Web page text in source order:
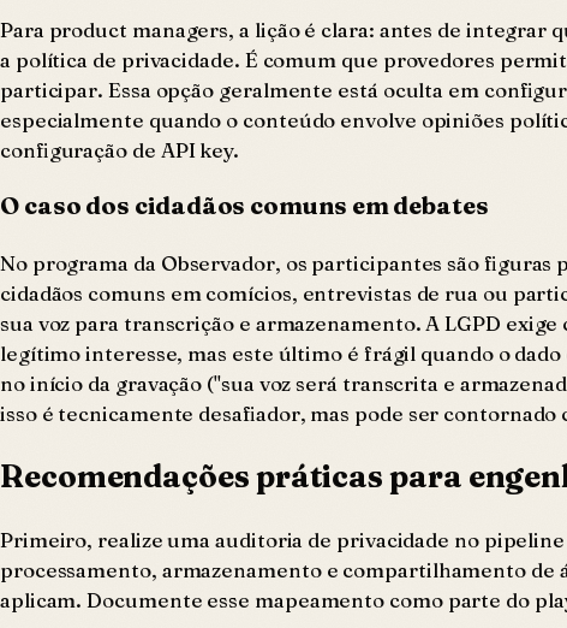
Para product managers, a lição é clara: antes de integrar
a política de privacidade. É comum que provedores
participar. Essa opção geralmente está oculta em
especialmente quando o conteúdo envolve opiniões
configuração de API key.
O caso dos cidadãos comuns em debates
No programa da Observador, os participantes são
cidadãos comuns em comícios, entrevistas de rua ou
sua voz para transcrição e armazenamento. A LGPD
legítimo interesse, mas este último é frágil quando o
no início da gravação ("sua voz será transcrita e
isso é tecnicamente desafiador, mas pode ser
Recomendações práticas para
Primeiro, realize uma auditoria de privacidade no
processamento, armazenamento e compartilhamento de
aplicam. Documente esse mapeamento como parte do